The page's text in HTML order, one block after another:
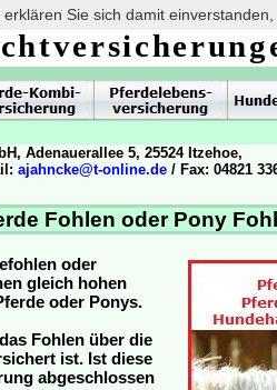
Sie sich damit
Fohlen oder Pony
oder
gleich hohen
oder Ponys.
Fohlen über die
ist. Ist diese
abgeschlossen
Adenauerallee 5, 25524 Itzehoe,
ajahncke@t-online.de / Fax: 04821